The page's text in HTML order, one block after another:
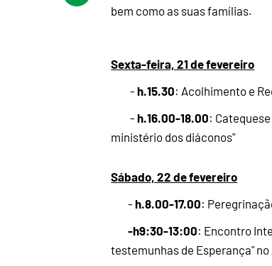
bem como as suas famílias.
Sexta-feira, 21 de fevereiro
-h.15.30: Acolhimento e
-h.16.00-18.00:
ministério dos diáconos"
Sábado, 22 de fevereiro
-h.8.00-17.00:
-h9:30-13:00: Encontro
testemunhas de Esperança"